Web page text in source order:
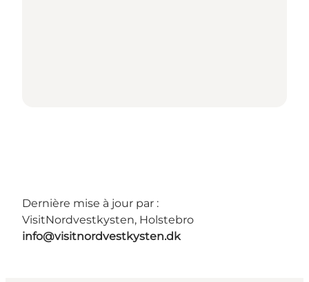
Dernière mise à jour par :
VisitNordvestkysten, Holstebro
info@visitnordvestkysten.dk